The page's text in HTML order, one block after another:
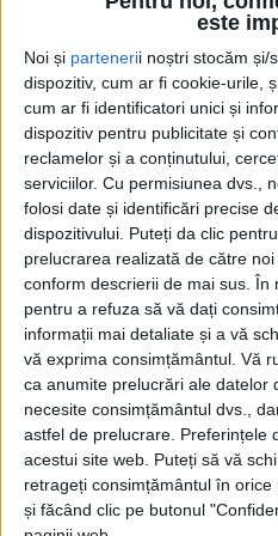
este
Noi și partenerii noștri stocăm și/
dispozitiv, cum ar fi cookie-urile,
cum ar fi identificatori unici și
dispozitiv pentru publicitate și
reclamelor și a conținutului,
serviciilor. Cu permisiunea dvs.,
folosi date și identificări precise
dispozitivului. Puteți da clic
prelucrarea realizată de către
conform descrierii de mai sus. În
pentru a refuza să vă dați
informații mai detaliate și a vă
vă exprima consimțământul. Vă
ca anumite prelucrări ale datelor
necesite consimțământul dvs.,
astfel de prelucrare. Preferințele
acestui site web. Puteți să vă
retrageți consimțământul în
și făcând clic pe butonul
3 APRILIE 2025, 10:55 AM 2
CARANSEBEȘ – Primarul Felix
contract din cadrul proiectului
mobilier și materiale
învățământ din municipiul
Programul Național de
C15: Educație!